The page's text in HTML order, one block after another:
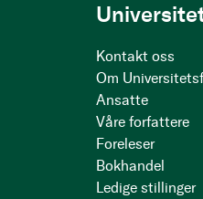
Kontakt oss
Om
Ansatte
Våre forfattere
Foreleser
Bokhandel
Ledige stillinger